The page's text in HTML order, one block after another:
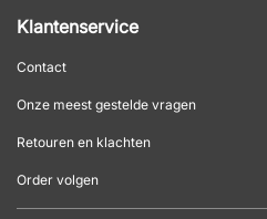
Klantenservice
Contact
Onze meest gestelde vragen
Retouren en klachten
Order volgen